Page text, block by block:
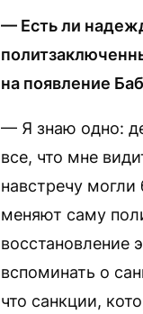
— Есть ли
на появление
— Я знаю одно:
все, что мне
навстречу
меняют саму
восстановление
вспоминать о
что санкции,